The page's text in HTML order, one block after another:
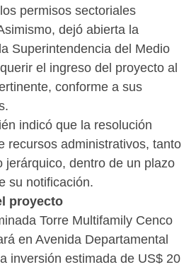
permisos sectoriales
dejó abierta la
Superintendencia del Medio
el ingreso del proyecto al
conforme a sus
indicó que la resolución
recursos administrativos, tanto
jerárquico, dentro de un plazo
su notificación.
proyecto
Torre Multifamily Cenco
en Avenida Departamental
inversión estimada de US$ 20